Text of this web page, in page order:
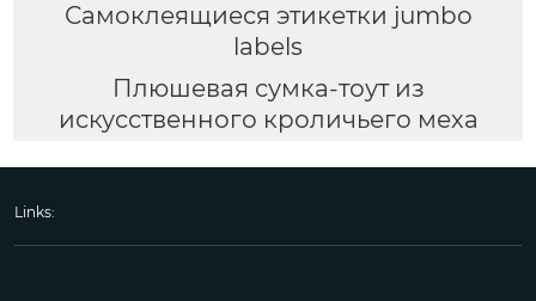
Самоклеящиеся этикетки jumbo
labels
Плюшевая сумка-тоут из
искусственного кроличьего меха
Links: